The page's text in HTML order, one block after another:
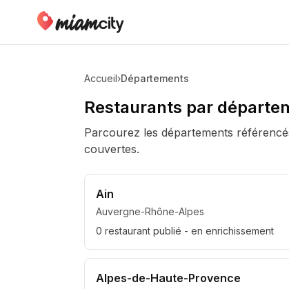
Accueil›Départements
Restaurants par
Parcourez les départements
couvertes.
Ain
Auvergne-Rhône-Alpes
0 restaurant publié - en enrichissement
Alpes-de-Haute-Provence